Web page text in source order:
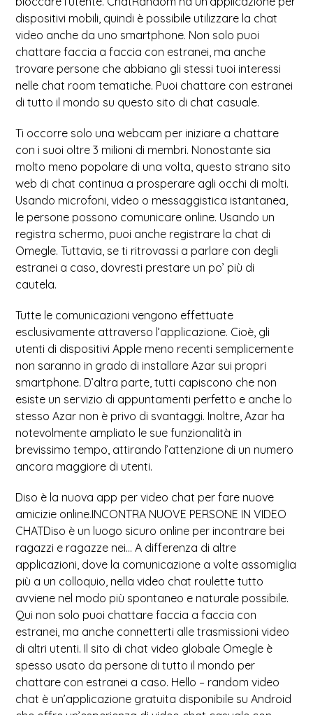
dispositivi mobili, quindi è possibile utilizzare la chat
video anche da uno smartphone. Non solo puoi
chattare faccia a faccia con estranei, ma anche
trovare persone che abbiano gli stessi tuoi interessi
nelle chat room tematiche. Puoi chattare con estranei
di tutto il mondo su questo sito di chat casuale.
Ti occorre solo una webcam per iniziare a chattare
con i suoi oltre 3 milioni di membri. Nonostante sia
molto meno popolare di una volta, questo strano sito
web di chat continua a prosperare agli occhi di molti.
Usando microfoni, video o messaggistica istantanea,
le persone possono comunicare online. Usando un
registra schermo, puoi anche registrare la chat di
Omegle. Tuttavia, se ti ritrovassi a parlare con degli
estranei a caso, dovresti prestare un po’ più di
cautela.
Tutte le comunicazioni vengono effettuate
esclusivamente attraverso l’applicazione. Cioè, gli
utenti di dispositivi Apple meno recenti semplicemente
non saranno in grado di installare Azar sui propri
smartphone. D’altra parte, tutti capiscono che non
esiste un servizio di appuntamenti perfetto e anche lo
stesso Azar non è privo di svantaggi. Inoltre, Azar ha
notevolmente ampliato le sue funzionalità in
brevissimo tempo, attirando l’attenzione di un numero
ancora maggiore di utenti.
Diso è la nuova app per video chat per fare nuove
amicizie online.INCONTRA NUOVE PERSONE IN VIDEO
CHATDiso è un luogo sicuro online per incontrare bei
ragazzi e ragazze nei… A differenza di altre
applicazioni, dove la comunicazione a volte assomiglia
più a un colloquio, nella video chat roulette tutto
avviene nel modo più spontaneo e naturale possibile.
Qui non solo puoi chattare faccia a faccia con
estranei, ma anche connetterti alle trasmissioni video
di altri utenti. Il sito di chat video globale Omegle è
spesso usato da persone di tutto il mondo per
chattare con estranei a caso. Hello – random video
chat è un’applicazione gratuita disponibile su Android